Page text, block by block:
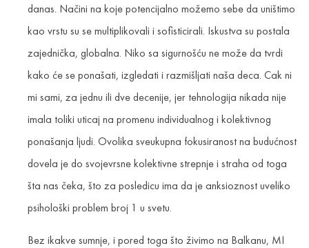
danas. Načini na koje potencijalno možemo sebe da uništimo
kao vrstu su se multiplikovali i sofisticirali. Iskustva su postala
zajednička, globalna. Niko sa sigurnošću ne može da tvrdi
kako će se ponašati, izgledati i razmišljati naša deca. Cak ni
mi sami, za jednu ili dve decenije, jer tehnologija nikada nije
imala toliki uticaj na promenu individualnog i kolektivnog
ponašanja ljudi. Ovolika sveukupna fokusiranost na budućnost
dovela je do svojevrsne kolektivne strepnje i straha od toga
šta nas čeka, što za posledicu ima da je anksioznost uveliko
psihološki problem broj 1 u svetu.
Bez ikakve sumnje, i pored toga što živimo na Balkanu, MI